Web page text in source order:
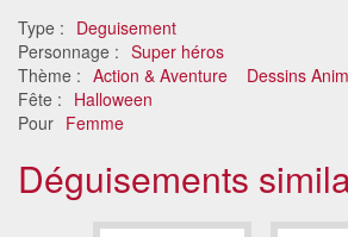
Type : Deguisement
Personnage : Super héros
Thème : Action & Aventure Dessins
Fête : Halloween
Pour Femme
Déguisements